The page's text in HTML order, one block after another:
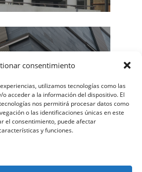
consentimiento
utilizamos tecnologías como las
acceder a la información del dispositivo. El
nos permitirá procesar datos como
o las identificaciones únicas en este
el consentimiento, puede afectar
y funciones.
whatsapp email